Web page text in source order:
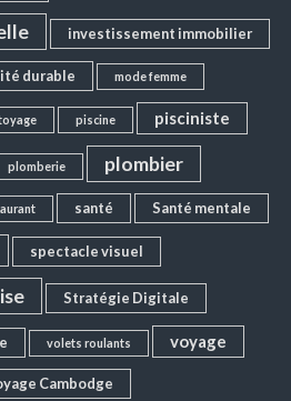
investissement immobilier
durable mode femme
piscine pisciniste
plomberie plombier
santé Santé mentale
spectacle visuel
Stratégie Digitale
volets roulants voyage
Cambodge